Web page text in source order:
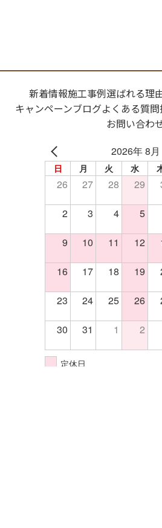
新着情報施工事例選ばれる理
キャンペーンブログよくある質問
お問い合わ
2026年 8月
日 月 火 水
26 27 28 29
2 3 4 5
9 10 11 12
16 17 18 19
23 24 25 26
30 31 1 2
定休日